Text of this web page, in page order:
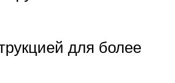
для более